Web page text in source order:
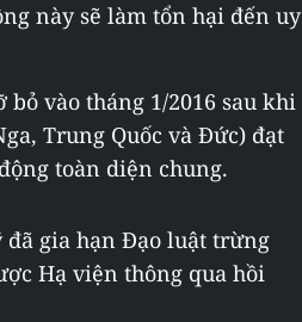
này sẽ làm tổn hại đến uy
vào tháng 1/2016 sau khi
Trung Quốc và Đức) đạt
toàn diện chung.
đã gia hạn Đạo luật trừng
Hạ viện thông qua hồi